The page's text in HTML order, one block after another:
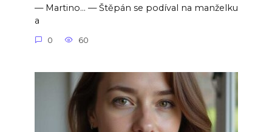
— Martino… — Štěpán se podíval na manželku
a
0 60